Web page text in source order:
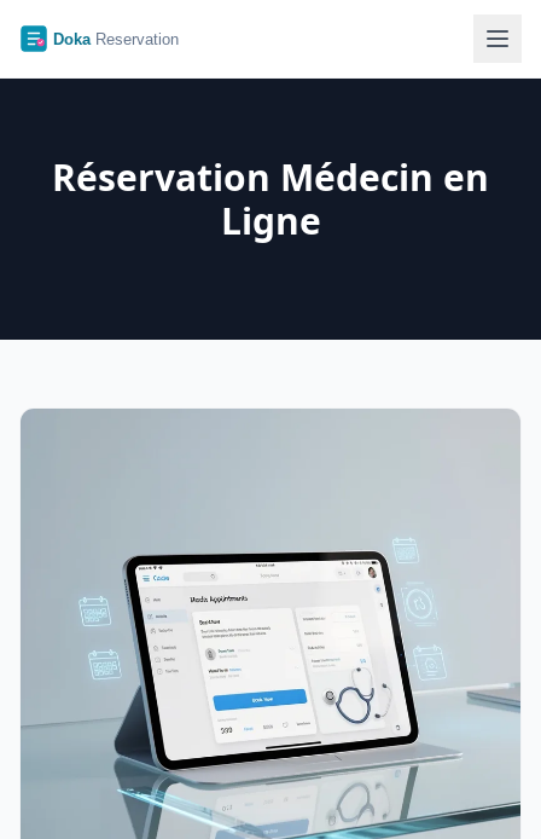
Réservation Médecin en
Ligne